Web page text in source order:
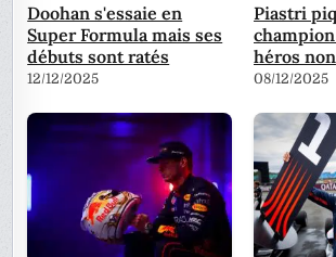
Doohan s'essaie en
Super Formula mais ses
débuts sont ratés
12/12/2025
Piastri
héros non
08/12/2025